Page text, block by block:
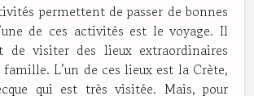
permettent de passer de bonnes
de ces activités est le voyage. Il
de visiter des lieux extraordinaires
famille. L’un de ces lieux est la Crète,
qui est très visitée. Mais, pour